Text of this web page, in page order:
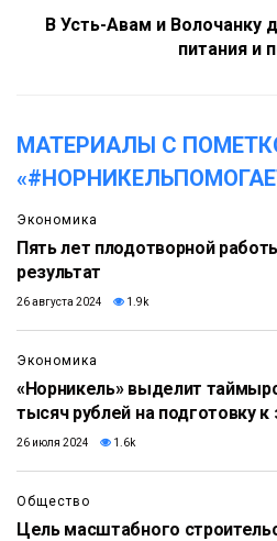
В Усть-Авам и Волочанку
питания и
МАТЕРИАЛЫ С
Экономика
Пять лет плодотворной
результат
26 августа 2024 1.9k
Экономика
«Норникель» выделит
тысяч рублей на подготовку к
26 июля 2024 1.6k
Общество
Цель масштабного